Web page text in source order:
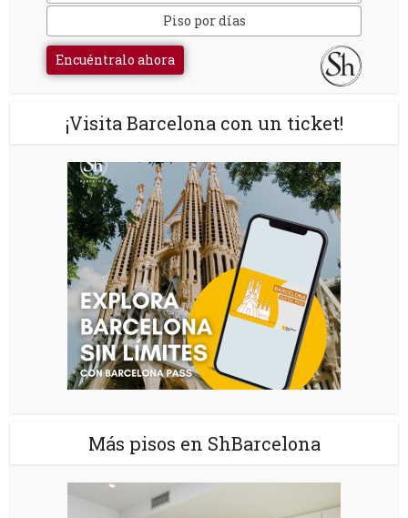
Piso por días
Encuéntralo ahora
¡Visita Barcelona con un ticket!
Más pisos en ShBarcelona